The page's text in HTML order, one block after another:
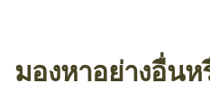
มองหาอย่างอื่นห